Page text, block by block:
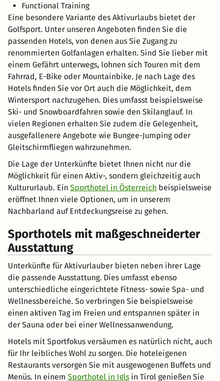
Functional Training
Eine besondere Variante des Aktivurlaubs bietet der
Golfsport. Unter unseren Angeboten finden Sie die
passenden Hotels, von denen aus Sie Zugang zu
renommierten Golfanlagen erhalten. Sind Sie lieber mit
einem Gefährt unterwegs, lohnen sich Touren mit dem
Fahrrad, E-Bike oder Mountainbike. Je nach Lage des
Hotels finden Sie vor Ort auch die Möglichkeit, dem
Wintersport nachzugehen. Dies umfasst beispielsweise
Ski- und Snowboardfahren sowie den Skilanglauf. In
vielen Regionen erhalten Sie zudem die Gelegenheit,
ausgefallenere Angebote wie Bungee-Jumping oder
Gleitschirmfliegen wahrzunehmen.
Die Lage der Unterkünfte bietet Ihnen nicht nur die
Möglichkeit für einen Aktiv-, sondern gleichzeitig auch
Kultururlaub. Ein Sporthotel in Österreich beispielsweise
eröffnet Ihnen viele Optionen, um in unserem
Nachbarland auf Entdeckungsreise zu gehen.
Sporthotels mit maßgeschneiderter
Ausstattung
Unterkünfte für Aktivurlauber bieten neben ihrer Lage
die passende Ausstattung. Dies umfasst ebenso
unterschiedliche eingerichtete Fitness- sowie Spa- und
Wellnessbereiche. So verbringen Sie beispielsweise
einen aktiven Tag im Freien und entspannen später in
der Sauna oder bei einer Wellnessanwendung.
Hotels mit Sportfokus versäumen es natürlich nicht, auch
für Ihr leibliches Wohl zu sorgen. Die hoteleigenen
Restaurants versorgen Sie mit ausgewogenen Buffets und
Menüs. In einem Sporthotel in Igls in Tirol genießen Sie